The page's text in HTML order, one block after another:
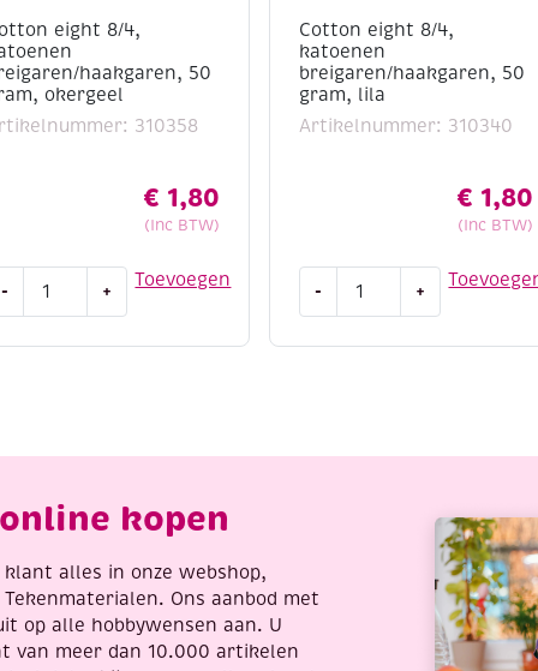
(iets kleiner voor
naalden werken
vorm
nodig)
een professionele
eight 8/4,
haakgaren, 50
okergeel
310358
€ 1,80
(Inc BTW)
Toevoegen
- +
Cotton eight 8/4,
katoenen
breigaren/haakgaren, 50
gram, lila
Artikelnummer: 310340
€ 1,80
(Inc BTW)
-
lila
+
kopen
alles in onze webshop,
Ons aanbod met
op alle hobbywensen aan. U
van meer dan 10.000 artikelen